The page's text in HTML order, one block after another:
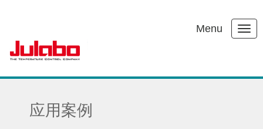
Menu
应用案例